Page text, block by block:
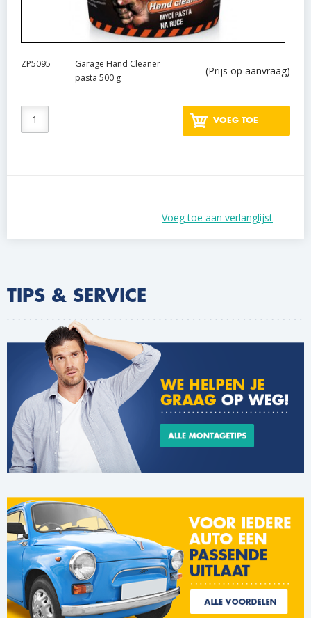
ZP5095
Garage Hand Cleaner
pasta 500 g
(Prijs op aanvraag)
VOEG TOE
Voeg toe aan verlanglijst
TIPS & SERVICE